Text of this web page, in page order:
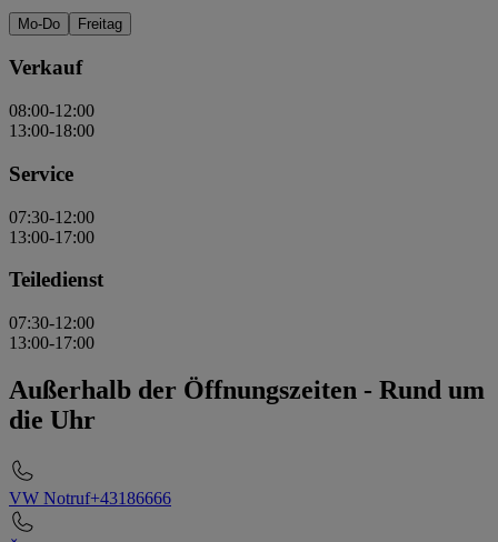
Mo-Do Freitag
Verkauf
08:00-12:00
13:00-18:00
Service
07:30-12:00
13:00-17:00
Teiledienst
07:30-12:00
13:00-17:00
Außerhalb der Öffnungszeiten - Rund um
die Uhr
VW Notruf+43186666